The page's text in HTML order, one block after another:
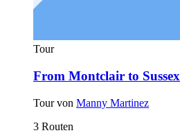
Tour
From Montclair to Sussex
Tour von Manny Martinez
3 Routen